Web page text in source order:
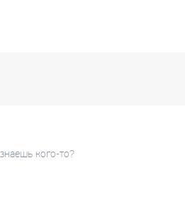
кого-то?